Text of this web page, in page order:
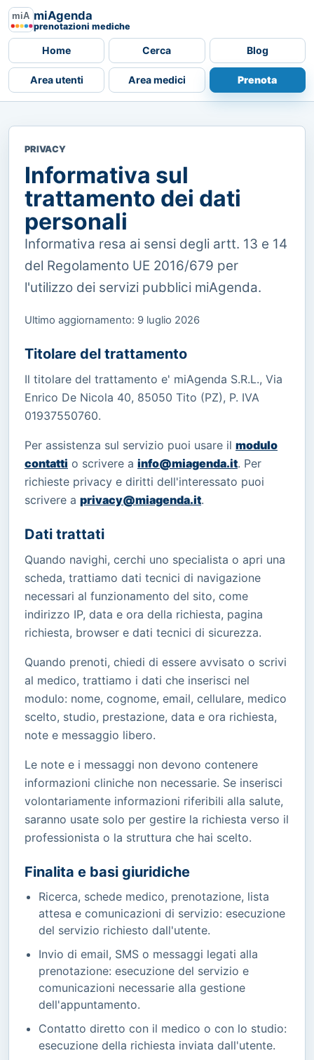
miAgenda
prenotazioni mediche
Home Cerca Blog
Area utenti Area medici Prenota
PRIVACY
Informativa sul
trattamento dei dati
personali
Informativa resa ai sensi degli artt. 13 e 14
del Regolamento UE 2016/679 per
l'utilizzo dei servizi pubblici miAgenda.
Ultimo aggiornamento: 9 luglio 2026
Titolare del trattamento
Il titolare del trattamento e' miAgenda S.R.L., Via
Enrico De Nicola 40, 85050 Tito (PZ), P. IVA
01937550760.
Per assistenza sul servizio puoi usare il modulo
contatti o scrivere a info@miagenda.it. Per
richieste privacy e diritti dell'interessato puoi
scrivere a privacy@miagenda.it.
Dati trattati
Quando navighi, cerchi uno specialista o apri una
scheda, trattiamo dati tecnici di navigazione
necessari al funzionamento del sito, come
indirizzo IP, data e ora della richiesta, pagina
richiesta, browser e dati tecnici di sicurezza.
Quando prenoti, chiedi di essere avvisato o scrivi
al medico, trattiamo i dati che inserisci nel
modulo: nome, cognome, email, cellulare, medico
scelto, studio, prestazione, data e ora richiesta,
note e messaggio libero.
Le note e i messaggi non devono contenere
informazioni cliniche non necessarie. Se inserisci
volontariamente informazioni riferibili alla salute,
saranno usate solo per gestire la richiesta verso il
professionista o la struttura che hai scelto.
Finalita e basi giuridiche
Ricerca, schede medico, prenotazione, lista
attesa e comunicazioni di servizio: esecuzione
del servizio richiesto dall'utente.
Invio di email, SMS o messaggi legati alla
prenotazione: esecuzione del servizio e
comunicazioni necessarie alla gestione
dell'appuntamento.
Contatto diretto con il medico o con lo studio:
esecuzione della richiesta inviata dall'utente.